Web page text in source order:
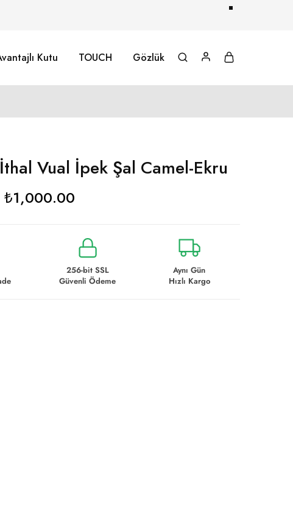
Kutu TOUCH Gözlük
Vual İpek Şal Camel-Ekru
₺1,000.00
256-bit SSL
Güvenli Ödeme
Aynı Gün
Hızlı Kargo